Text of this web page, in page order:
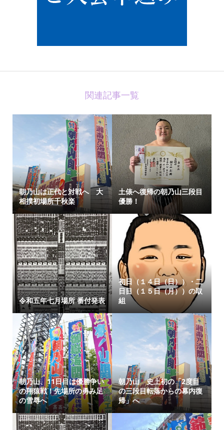
関連記事一覧
朝乃山は正代と対戦へ 大
相撲初場所千秋楽
土俵へ復帰の朝乃山三段目
優勝！
令和五年七月場所 番付発表
初日（１４日（日））・二
日目（１５日（月））の取
組
朝乃山、11日目は優勝争い
の翔猿戦！先場所の勇み足
の雪辱へ
朝乃山 史上初の「2度目
の三段目転落からの幕内復
帰」へ